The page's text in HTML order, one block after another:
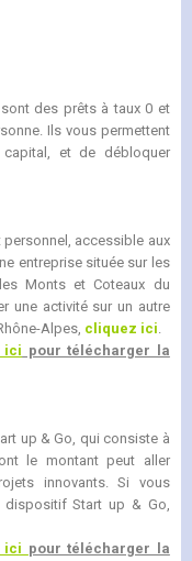
des prêts à taux 0 et
Ils vous permettent
et de débloquer
personnel, accessible aux
entreprise située sur les
Monts et Coteaux du
une activité sur un autre
Alpes, cliquez ici.
ici pour télécharger la
up & Go, qui consiste à
le montant peut aller
innovants. Si vous
dispositif Start up & Go,
ici pour télécharger la